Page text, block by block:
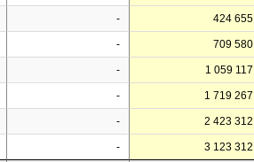
- 424 655
- 709 580
- 1 059 117
- 1 719 267
- 2 423 312
- 3 123 312